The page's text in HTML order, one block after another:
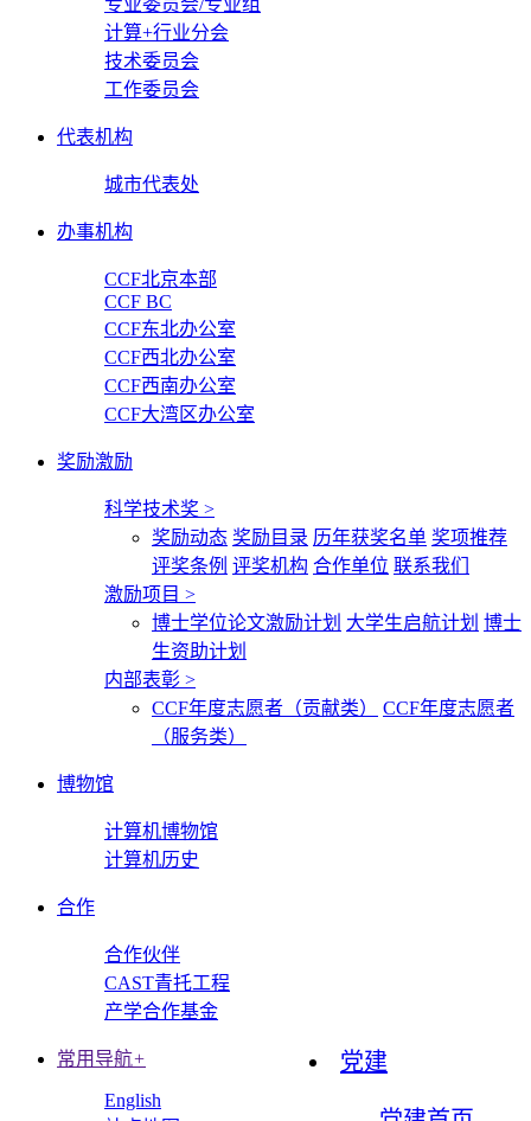
专业委员会/专业组
计算+行业分会
技术委员会
工作委员会
代表机构
城市代表处
办事机构
CCF北京本部
CCF BC
CCF东北办公室
CCF西北办公室
CCF西南办公室
CCF大湾区办公室
奖励激励
科学技术奖 >
奖励动态 奖励目录 历年获奖名单 奖项推荐
评奖条例 评奖机构 合作单位 联系我们
激励项目 >
博士学位论文激励计划 大学生启航计划 博士
生资助计划
内部表彰 >
CCF年度志愿者（贡献类）
CCF年度志愿者
（服务类）
博物馆
计算机博物馆
计算机历史
合作
合作伙伴
CAST青托工程
产学合作基金
党建
常用导航+
English